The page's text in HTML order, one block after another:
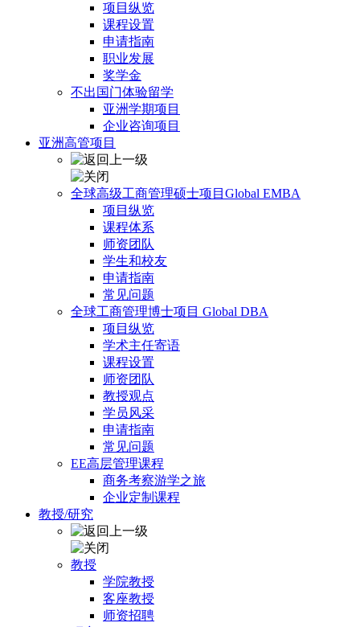
项目纵览
课程设置
申请指南
职业发展
奖学金
不出国门体验留学
亚洲学期项目
企业咨询项目
亚洲高管项目
全球高级工商管理硕士项目Global EMBA
项目纵览
课程体系
师资团队
学生和校友
申请指南
常见问题
全球工商管理博士项目 Global DBA
项目纵览
学术主任寄语
课程设置
师资团队
教授观点
学员风采
申请指南
常见问题
EE高层管理课程
商务考察游学之旅
企业定制课程
教授/研究
教授
学院教授
客座教授
师资招聘